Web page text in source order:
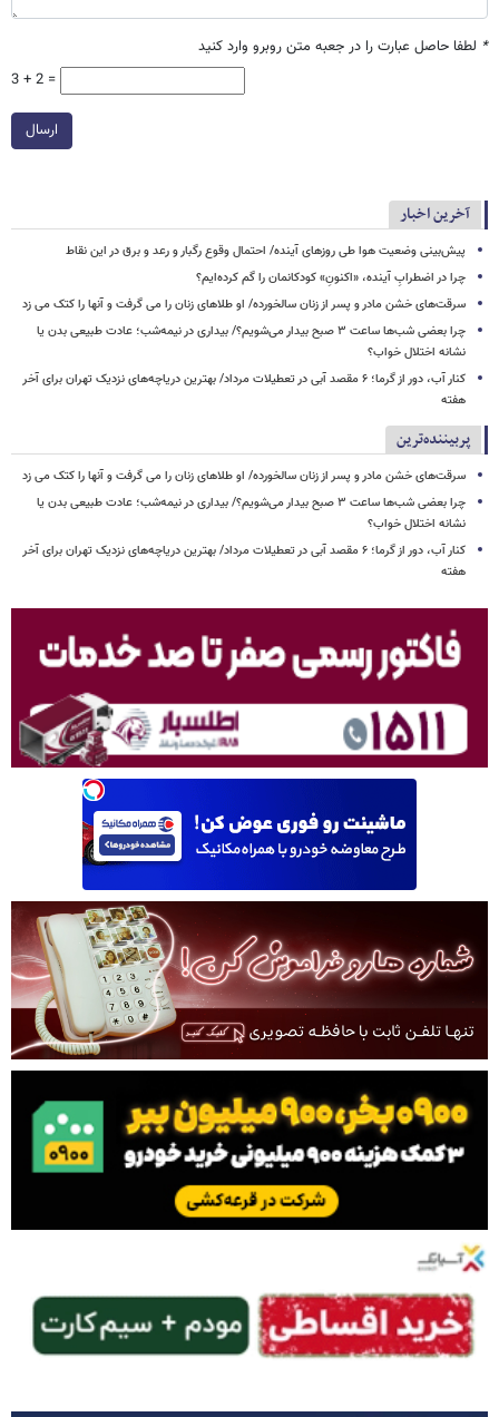
* لطفا حاصل عبارت را در جعبه متن روبرو وارد کنید
3 + 2 =
ارسال
آخرین اخبار
پیش‌بینی وضعیت هوا طی روزهای آینده/ احتمال وقوع رگبار و رعد و برق در این نقاط
چرا در اضطرابِ آینده، «اکنونِ» کودکانمان را گم کرده‌ایم؟
سرقت‌های خشن مادر و پسر از زنان سالخورده/ او طلاهای زنان را می گرفت و آنها را کتک می زد
چرا بعضی شب‌ها ساعت ۳ صبح بیدار می‌شویم؟/ بیداری در نیمه‌شب؛ عادت طبیعی بدن یا
نشانه اختلال خواب؟
کنار آب، دور از گرما؛ ۶ مقصد آبی در تعطیلات مرداد/ بهترین دریاچه‌های نزدیک تهران برای آخر
هفته
پربیننده‌ترین
سرقت‌های خشن مادر و پسر از زنان سالخورده/ او طلاهای زنان را می گرفت و آنها را کتک می زد
چرا بعضی شب‌ها ساعت ۳ صبح بیدار می‌شویم؟/ بیداری در نیمه‌شب؛ عادت طبیعی بدن یا
نشانه اختلال خواب؟
کنار آب، دور از گرما؛ ۶ مقصد آبی در تعطیلات مرداد/ بهترین دریاچه‌های نزدیک تهران برای آخر
هفته